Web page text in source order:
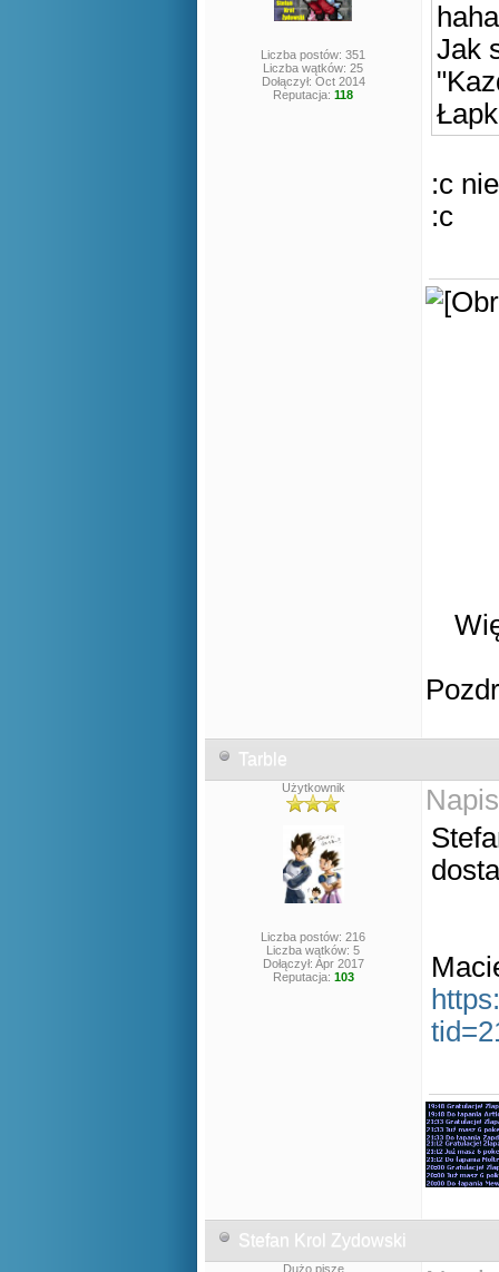
Liczba postów: 351
Liczba wątków: 25
Dołączył: Oct 2014
Reputacja: 118
Jak
:c
:c
Tarble
Użytkownik
Liczba postów: 216
Liczba wątków: 5
Dołączył: Apr 2017
Reputacja: 103
Stefan Krol Zydowski
Dużo pisze